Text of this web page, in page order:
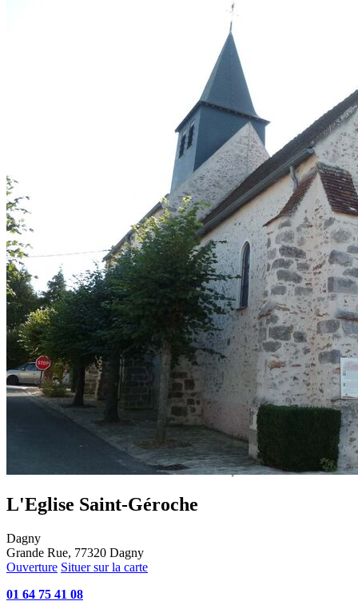
L'Eglise Saint-Géroche
Dagny
Grande Rue, 77320 Dagny
Ouverture Situer sur la carte
01 64 75 41 08